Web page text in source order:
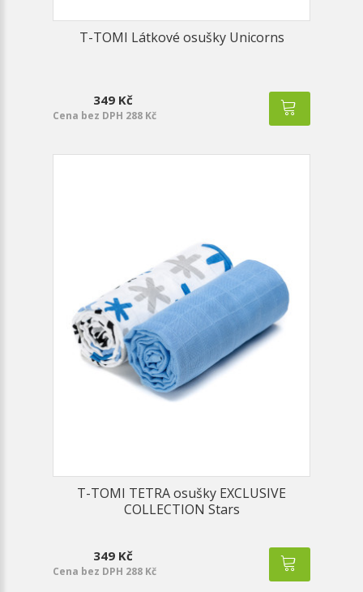
T-TOMI Látkové osušky Unicorns
349 Kč
Cena bez DPH 288 Kč
T-TOMI TETRA osušky EXCLUSIVE
COLLECTION Stars
349 Kč
Cena bez DPH 288 Kč